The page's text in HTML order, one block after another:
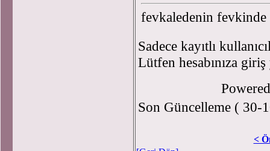
fevkaledenin
Sadece kayıtlı
Lütfen hesabınıza
Son Güncelleme ( 30-
<